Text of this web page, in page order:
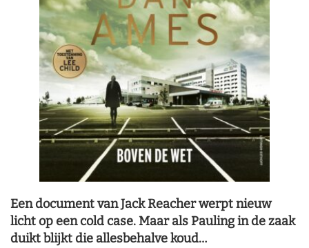
Een document van Jack Reacher werpt nieuw
licht op een cold case. Maar als Pauling in de zaak
duikt blijkt die allesbehalve koud…